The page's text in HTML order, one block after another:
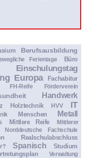
Berufsausbildung
Ferientage Büro
Einschulungstag
Europa Fachabitur
FH-Reife Förderverein
Handwerk
Holztechnik HVV IT
Menschen Metall
Mittlere Reife
Mittlerer
Norddeutsche Fachschule
Realschulabschluss
Spanisch
Studium
Verwaltung